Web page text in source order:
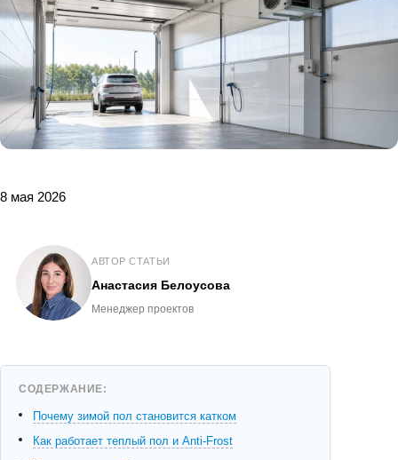
8 мая 2026
АВТОР СТАТЬИ
Анастасия Белоусова
Менеджер проектов
СОДЕРЖАНИЕ:
Почему зимой пол становится катком
Как работает теплый пол и Anti-Frost